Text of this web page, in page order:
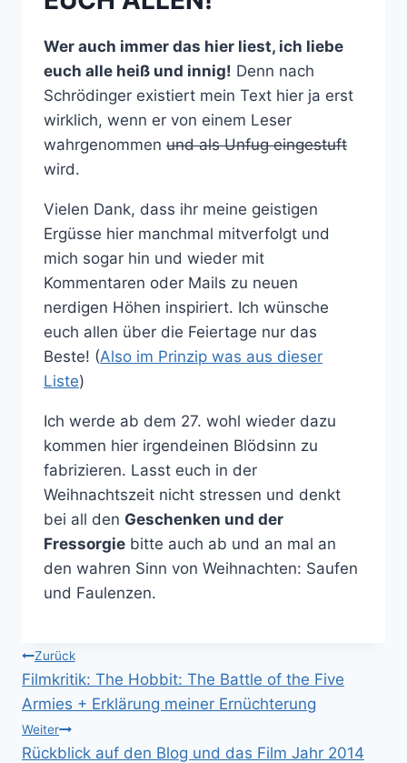
Wer auch immer das hier liest, ich liebe
euch alle heiß und innig! Denn nach
Schrödinger existiert mein Text hier ja erst
wirklich, wenn er von einem Leser
wahrgenommen und als Unfug eingestuft
wird.
Vielen Dank, dass ihr meine geistigen
Ergüsse hier manchmal mitverfolgt und
mich sogar hin und wieder mit
Kommentaren oder Mails zu neuen
nerdigen Höhen inspiriert. Ich wünsche
euch allen über die Feiertage nur das
Beste! (Also im Prinzip was aus dieser
Liste)
Ich werde ab dem 27. wohl wieder dazu
kommen hier irgendeinen Blödsinn zu
fabrizieren. Lasst euch in der
Weihnachtszeit nicht stressen und denkt
bei all den Geschenken und der
Fressorgie bitte auch ab und an mal an
den wahren Sinn von Weihnachten: Saufen
und Faulenzen.
Beitragsnavigation
Zurück
Filmkritik: The Hobbit: The Battle of the Five
Armies + Erklärung meiner Ernüchterung
Weiter
Rückblick auf den Blog und das Film Jahr 2014